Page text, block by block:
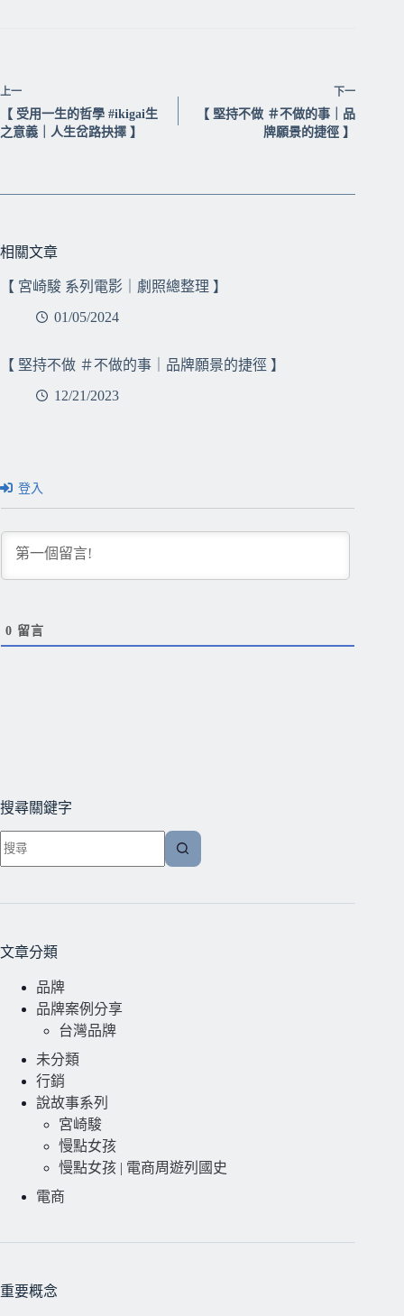
上一
【 受用一生的哲學 #ikigai生
之意義｜人生岔路抉擇 】
下一
【 堅持不做 ＃不做的事｜品
牌願景的捷徑 】
相關文章
【 宮崎駿 系列電影｜劇照總整理 】
01/05/2024
【 堅持不做 ＃不做的事｜品牌願景的捷徑 】
12/21/2023
登入
0 留言
搜尋關鍵字
文章分類
品牌
品牌案例分享
台灣品牌
未分類
行銷
說故事系列
宮崎駿
慢點女孩
慢點女孩 | 電商周遊列國史
電商
重要概念